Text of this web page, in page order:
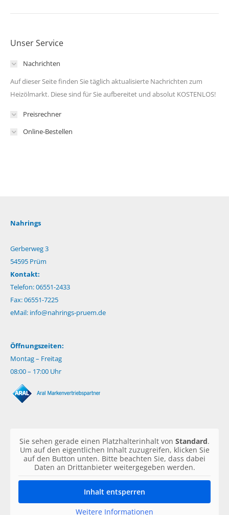
Unser Service
Nachrichten
Auf dieser Seite finden Sie täglich aktualisierte Nachrichten zum
Heizölmarkt. Diese sind für Sie aufbereitet und absolut KOSTENLOS!
Preisrechner
Online-Bestellen
Nahrings
Gerberweg 3
54595 Prüm
Kontakt:
Telefon: 06551-2433
Fax: 06551-7225
eMail: info@nahrings-pruem.de
Öffnungszeiten:
Montag – Freitag
08:00 – 17:00 Uhr
Sie sehen gerade einen Platzhalterinhalt von Standard.
Um auf den eigentlichen Inhalt zuzugreifen, klicken Sie
auf den Button unten. Bitte beachten Sie, dass dabei
Daten an Drittanbieter weitergegeben werden.
Inhalt entsperren
Weitere Informationen